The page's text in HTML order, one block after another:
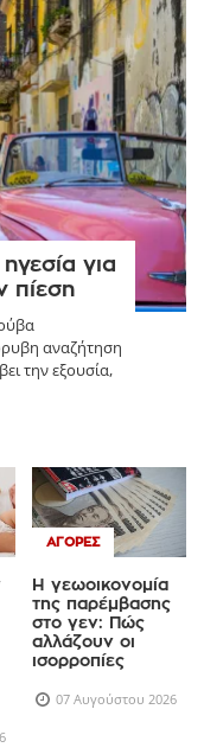
για
πίεση
αναζήτηση
την εξουσία,
ΑΓΟΡΈΣ
Η γεωοικονομία
της παρέμβασης
στο γεν: Πώς
αλλάζουν οι
ισορροπίες
07 Αυγούστου 2026